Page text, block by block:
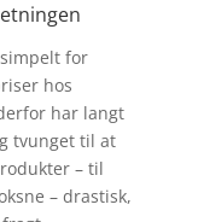
for
hos
har langt
tvunget til at
– til
– drastisk,